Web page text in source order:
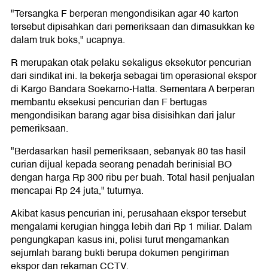
"Tersangka F berperan mengondisikan agar 40 karton
tersebut dipisahkan dari pemeriksaan dan dimasukkan ke
dalam truk boks," ucapnya.
R merupakan otak pelaku sekaligus eksekutor pencurian
dari sindikat ini. Ia bekerja sebagai tim operasional ekspor
di Kargo Bandara Soekarno-Hatta. Sementara A berperan
membantu eksekusi pencurian dan F bertugas
mengondisikan barang agar bisa disisihkan dari jalur
pemeriksaan.
"Berdasarkan hasil pemeriksaan, sebanyak 80 tas hasil
curian dijual kepada seorang penadah berinisial BO
dengan harga Rp 300 ribu per buah. Total hasil penjualan
mencapai Rp 24 juta," tuturnya.
Akibat kasus pencurian ini, perusahaan ekspor tersebut
mengalami kerugian hingga lebih dari Rp 1 miliar. Dalam
pengungkapan kasus ini, polisi turut mengamankan
sejumlah barang bukti berupa dokumen pengiriman
ekspor dan rekaman CCTV.